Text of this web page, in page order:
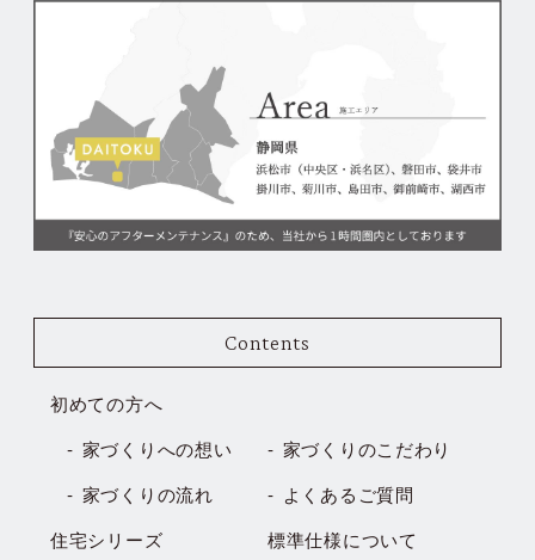
Contents
初めての方へ
家づくりへの想い
家づくりのこだわり
家づくりの流れ
よくあるご質問
住宅シリーズ
標準仕様について